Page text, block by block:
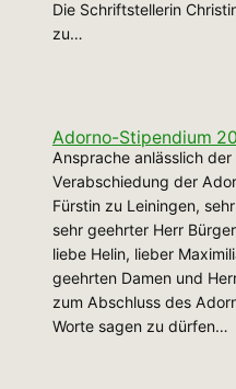
Die Schriftstellerin
zu…
Adorno-Stipendium
Ansprache anlässlich
Verabschiedung der
Fürstin zu Leiningen,
sehr geehrter Herr
liebe Helin, lieber
geehrten Damen und
zum Abschluss des
Worte sagen zu dürfen…